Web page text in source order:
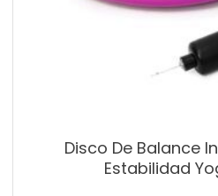
Disco De Balance
Estabilidad